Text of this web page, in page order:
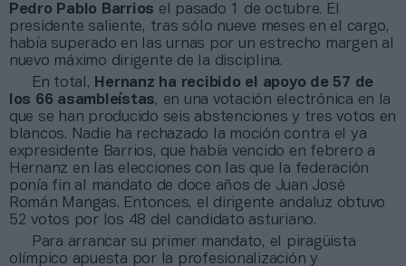
Pedro Pablo Barrios el pasado 1 de octubre. El
presidente saliente, tras sólo nueve meses en el cargo,
había superado en las urnas por un estrecho margen al
nuevo máximo dirigente de la disciplina.
En total, Hernanz ha recibido el apoyo de 57 de
los 66 asambleístas, en una votación electrónica en la
que se han producido seis abstenciones y tres votos en
blancos. Nadie ha rechazado la moción contra el ya
expresidente Barrios, que había vencido en febrero a
Hernanz en las elecciones con las que la federación
ponía fin al mandato de doce años de Juan José
Román Mangas. Entonces, el dirigente andaluz obtuvo
52 votos por los 48 del candidato asturiano.
Para arrancar su primer mandato, el piragüista
olímpico apuesta por la profesionalización y